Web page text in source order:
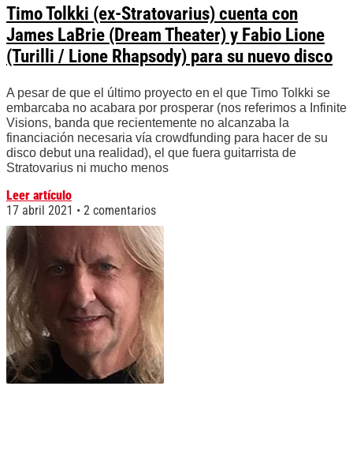
Timo Tolkki (ex-Stratovarius) cuenta con
James LaBrie (Dream Theater) y Fabio Lione
(Turilli / Lione Rhapsody) para su nuevo disco
A pesar de que el último proyecto en el que Timo Tolkki se
embarcaba no acabara por prosperar (nos referimos a Infinite
Visions, banda que recientemente no alcanzaba la
financiación necesaria vía crowdfunding para hacer de su
disco debut una realidad), el que fuera guitarrista de
Stratovarius ni mucho menos
Leer artículo
17 abril 2021
2 comentarios